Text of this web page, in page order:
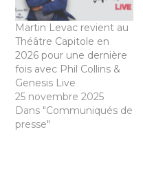
Martin Levac revient au
Théâtre Capitole en
2026 pour une dernière
fois avec Phil Collins &
Genesis Live
25 novembre 2025
Dans "Communiqués de
presse"